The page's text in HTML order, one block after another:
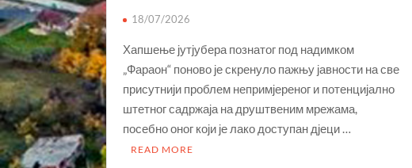
18/07/2026
Хапшење јутјубера познатог под надимком
„Фараон“ поново је скренуло пажњу јавности на све
присутнији проблем непримјереног и потенцијално
штетног садржаја на друштвеним мрежама,
посебно оног који је лако доступан дјеци …
READ MORE